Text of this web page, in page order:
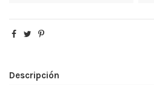
Descripción